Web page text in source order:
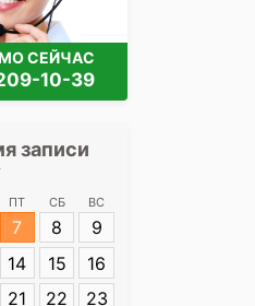
СЕЙЧАС
10-39
записи
ПТ СБ ВС
7 8
9
14 15
16
21 22
23